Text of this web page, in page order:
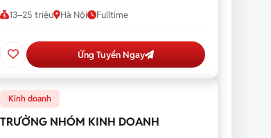
13–25 triệu Hà Nội Fulltime
Ứng Tuyển Ngay
Kinh doanh
TRƯỞNG NHÓM KINH DOANH